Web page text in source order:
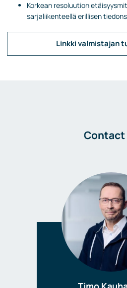
Korkean resoluution
sarjaliikenteellä erillisen
Linkki valmistajan
Contact